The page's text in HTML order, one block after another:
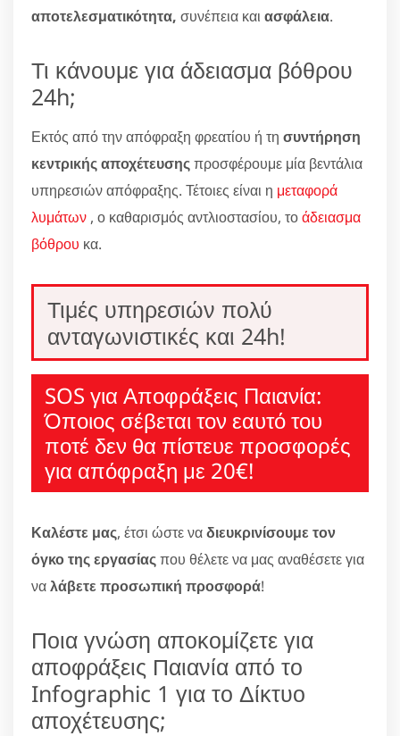
αποτελεσματικότητα, συνέπεια και ασφάλεια.
Τι κάνουμε για άδειασμα βόθρου
24h;
Εκτός από την απόφραξη φρεατίου ή τη συντήρηση
κεντρικής αποχέτευσηςπροσφέρουμε μία βεντάλια
υπηρεσιών απόφραξης. Τέτοιες είναι η μεταφορά
λυμάτων , ο καθαρισμός αντλιοστασίου, τοάδειασμα
βόθρου κα.
Τιμές υπηρεσιών πολύ
ανταγωνιστικές και 24h!
SOS για Αποφράξεις Παιανία:
Όποιος σέβεται τον εαυτό του
ποτέ δεν θα πίστευε προσφορές
για απόφραξη με 20€!
Καλέστε μας, έτσι ώστε ναδιευκρινίσουμε τον
όγκο της εργασίαςπου θέλετε να μας αναθέσετε για
ναλάβετε προσωπική προσφορά!
Ποια γνώση αποκομίζετε για
αποφράξεις Παιανία από το
Infographic 1 για το Δίκτυο
αποχέτευσης;